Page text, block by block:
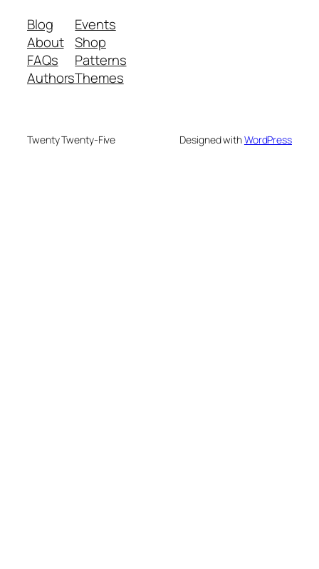
Blog
About
FAQs
Authors
Events
Shop
Patterns
Themes
Twenty Twenty-Five Designed withWordPress